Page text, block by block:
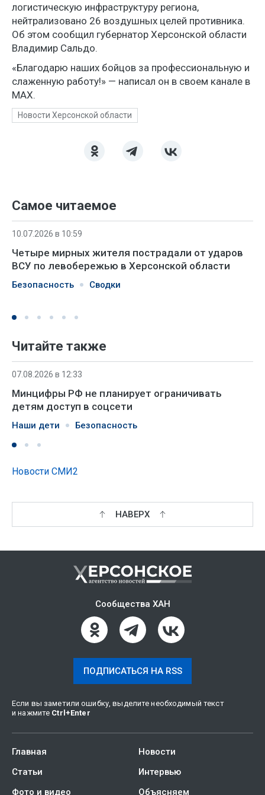
логистическую инфраструктуру региона,
нейтрализовано 26 воздушных целей противника.
Об этом сообщил губернатор Херсонской области
Владимир Сальдо.
«Благодарю наших бойцов за профессиональную и
слаженную работу!» — написал он в своем канале в
МАХ.
Новости Херсонской области
Самое читаемое
10.07.2026 в 10:59
Четыре мирных жителя пострадали от ударов
ВСУ по левобережью в Херсонской области
Безопасность Сводки
Читайте также
07.08.2026 в 12:33
Минцифры РФ не планирует ограничивать
детям доступ в соцсети
Наши дети Безопасность
Новости СМИ2
НАВЕРХ
Сообщества ХАН
ПОДПИСАТЬСЯ НА RSS
Если вы заметили ошибку, выделите необходимый текст
и нажмите Ctrl +Enter
Главная
Новости
Статьи
Интервью
Фото и видео
Объясняем